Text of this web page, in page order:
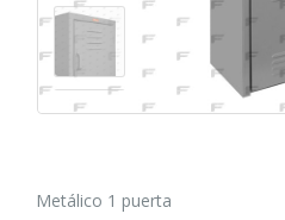
Metálico 1 puerta